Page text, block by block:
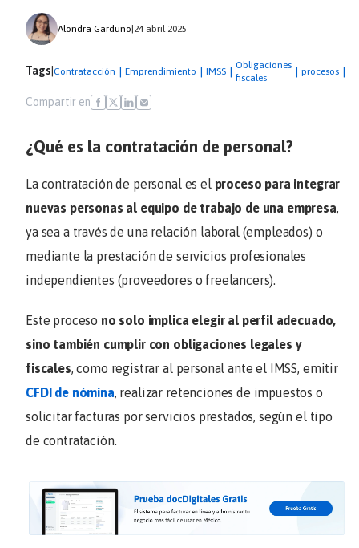
Alondra Garduño 24 abril 2025
Tags Contratacción Emprendimiento IMSS
Obligaciones
fiscales
procesos
Compartir en
¿Qué es la contratación de personal?
La contratación de personal es el proceso para integrar
nuevas personas al equipo de trabajo de una empresa,
ya sea a través de una relación laboral (empleados) o
mediante la prestación de servicios profesionales
independientes (proveedores o freelancers).
Este proceso no solo implica elegir al perfil adecuado,
sino también cumplir con obligaciones legales y
fiscales , como registrar al personal ante el IMSS, emitir
CFDI de nómina , realizar retenciones de impuestos o
solicitar facturas por servicios prestados, según el tipo
de contratación.